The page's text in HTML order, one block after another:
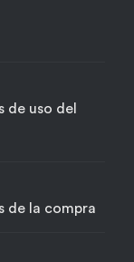
de uso del
de la compra